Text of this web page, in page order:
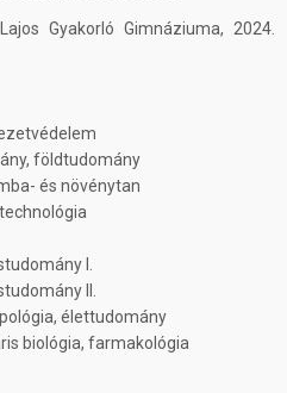
Gyakorló Gimnáziuma, 2024.
földtudomány
és növénytan
I.
II.
élettudomány
biológia, farmakológia